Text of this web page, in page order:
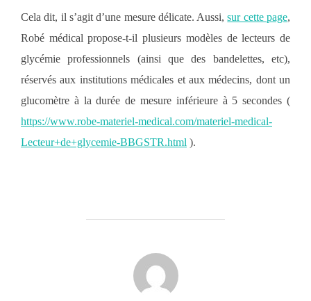
Cela dit, il s’agit d’une mesure délicate. Aussi,sur cette page,
Robé médical propose-t-il plusieurs modèles de lecteurs de
glycémie professionnels (ainsi que des bandelettes, etc),
réservés aux institutions médicales et aux médecins, dont un
glucomètre à la durée de mesure inférieure à 5 secondes (
https://www.robe-materiel-medical.com/materiel-medical-
Lecteur+de+glycemie-BBGSTR.html ).
AUTEUR DE LA PUBLICATION